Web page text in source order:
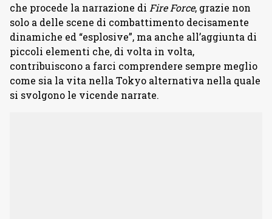
che procede la narrazione di Fire Force, grazie non
solo a delle scene di combattimento decisamente
dinamiche ed “esplosive”, ma anche all’aggiunta di
piccoli elementi che, di volta in volta,
contribuiscono a farci comprendere sempre meglio
come sia la vita nella Tokyo alternativa nella quale
si svolgono le vicende narrate.